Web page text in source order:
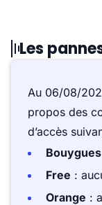
Les
Au 06/08/
propos des
d’accès
Free :
Orange :